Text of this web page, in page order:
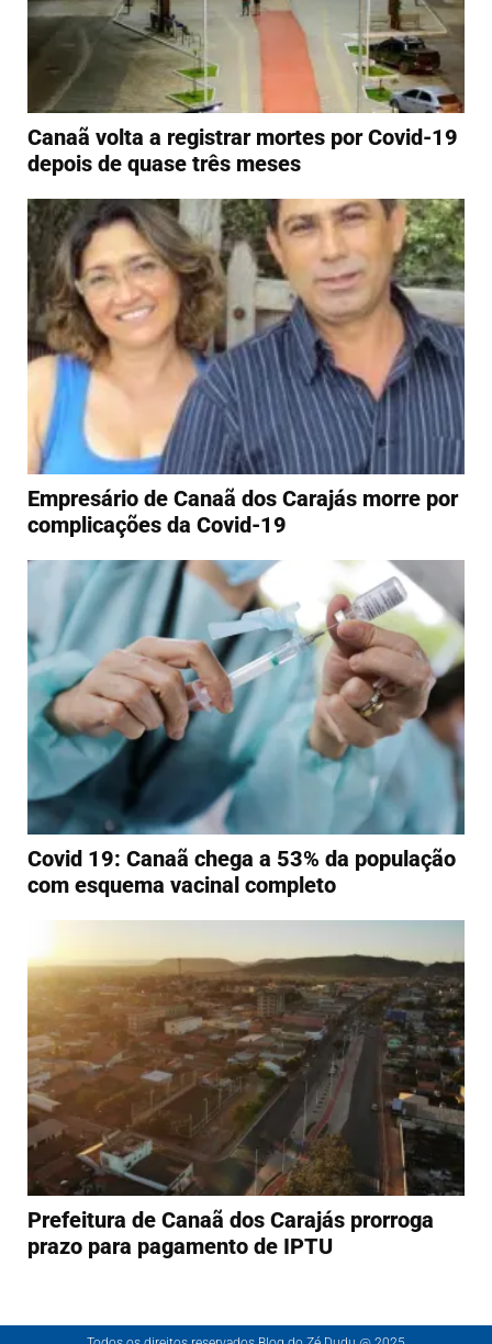
Canaã volta a registrar mortes por Covid-19
depois de quase três meses
Empresário de Canaã dos Carajás morre por
complicações da Covid-19
Covid 19: Canaã chega a 53% da população
com esquema vacinal completo
Prefeitura de Canaã dos Carajás prorroga
prazo para pagamento de IPTU